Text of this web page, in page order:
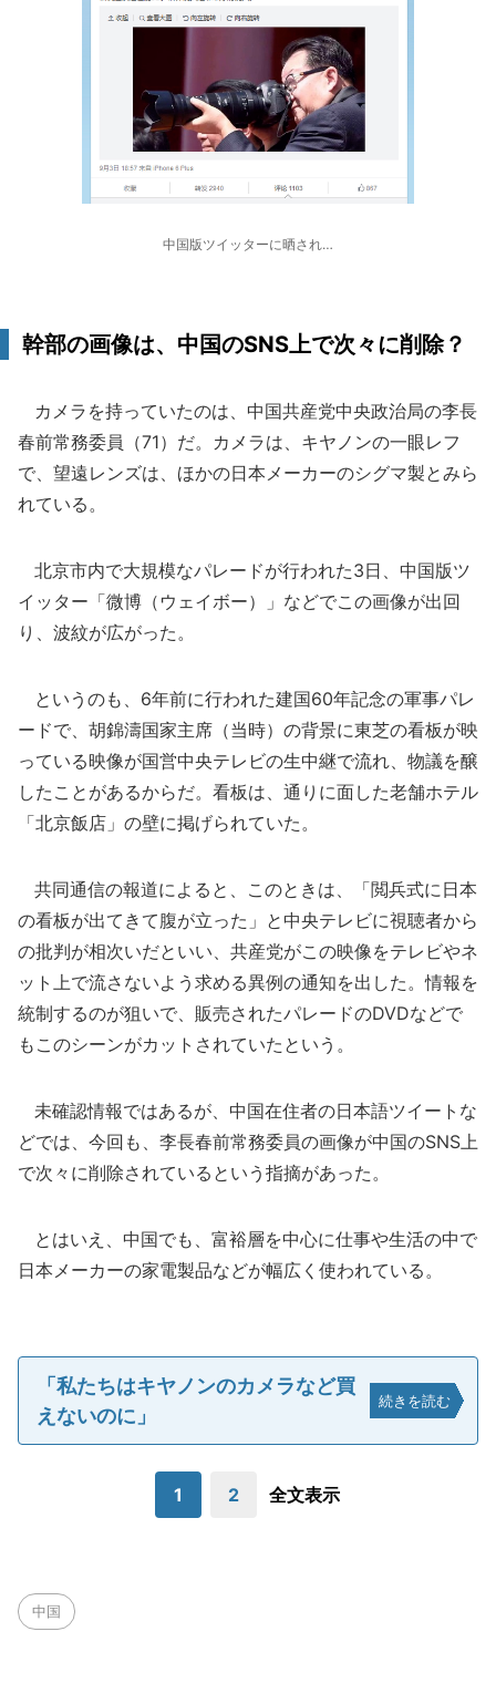
中国版ツイッターに晒され…
幹部の画像は、中国のSNS上で次々に削除？
カメラを持っていたのは、中国共産党中央政治局の李長
春前常務委員（71）だ。カメラは、キヤノンの一眼レフ
で、望遠レンズは、ほかの日本メーカーのシグマ製とみら
れている。
北京市内で大規模なパレードが行われた3日、中国版ツ
イッター「微博（ウェイボー）」などでこの画像が出回
り、波紋が広がった。
というのも、6年前に行われた建国60年記念の軍事パレ
ードで、胡錦濤国家主席（当時）の背景に東芝の看板が映
っている映像が国営中央テレビの生中継で流れ、物議を醸
したことがあるからだ。看板は、通りに面した老舗ホテル
「北京飯店」の壁に掲げられていた。
共同通信の報道によると、このときは、「閲兵式に日本
の看板が出てきて腹が立った」と中央テレビに視聴者から
の批判が相次いだといい、共産党がこの映像をテレビやネ
ット上で流さないよう求める異例の通知を出した。情報を
統制するのが狙いで、販売されたパレードのDVDなどで
もこのシーンがカットされていたという。
未確認情報ではあるが、中国在住者の日本語ツイートな
どでは、今回も、李長春前常務委員の画像が中国のSNS上
で次々に削除されているという指摘があった。
とはいえ、中国でも、富裕層を中心に仕事や生活の中で
日本メーカーの家電製品などが幅広く使われている。
「私たちはキヤノンのカメラなど買
えないのに」
続きを読む
1 2 全文表示
中国